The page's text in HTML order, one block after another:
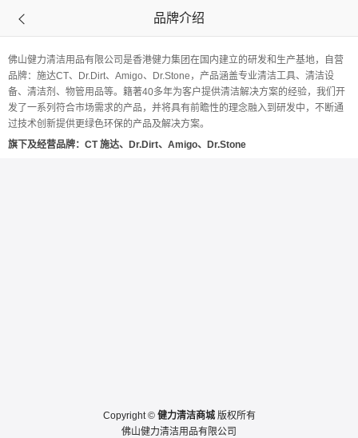
 品牌介绍
佛山健力清洁用品有限公司是香港健力集团在国内建立的研发和生产基地，自营
品牌：施达CT、Dr.Dirt、Amigo、Dr.Stone，产品涵盖专业清洁工具、清洁设
备、清洁剂、物管用品等。籍著40多年为客户提供清洁解决方案的经验，我们开
发了一系列符合市场需求的产品，并将具有前瞻性的理念融入到研发中，不断通
过技术创新提供更绿色环保的产品及解决方案。
旗下及经营品牌：CT 施达、Dr.Dirt、Amigo、Dr.Stone
Copyright © 健力清洁商城版权所有
佛山健力清洁用品有限公司